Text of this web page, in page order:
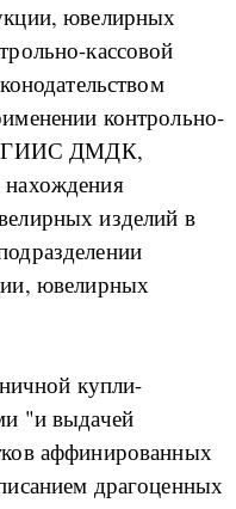
ювелирных
кассовой
контрольно-
ГИИС ДМДК,
изделий в
ювелирных
купли-
"и выдачей
аффинированных
драгоценных